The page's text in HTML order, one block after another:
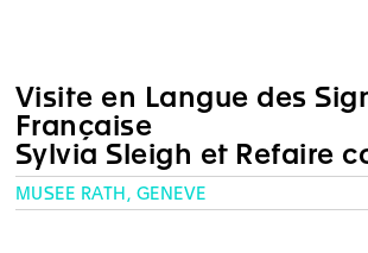
Visite en Langue des
Française
Sylvia Sleigh et Refaire
MUSÉE RATH, GENÈVE